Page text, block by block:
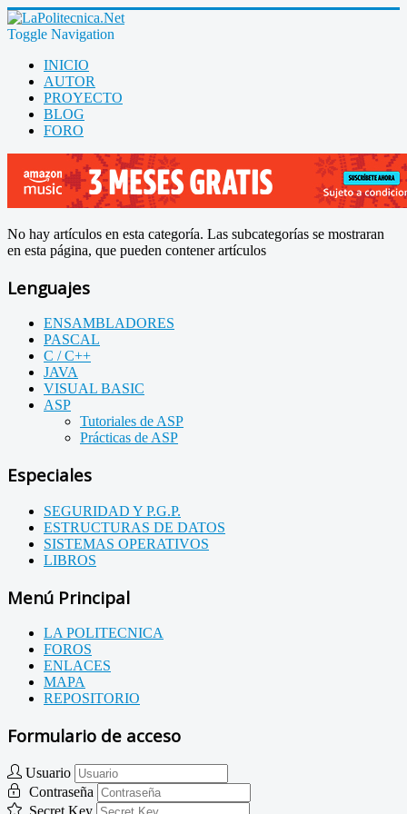
Toggle Navigation
INICIO
AUTOR
PROYECTO
BLOG
FORO
No hay artículos en esta categoría. Las subcategorías se mostraran
en esta página, que pueden contener artículos
Lenguajes
ENSAMBLADORES
PASCAL
C / C++
JAVA
VISUAL BASIC
ASP
Tutoriales de ASP
Prácticas de ASP
Especiales
SEGURIDAD Y P.G.P.
ESTRUCTURAS DE DATOS
SISTEMAS OPERATIVOS
LIBROS
Menú Principal
LA POLITECNICA
FOROS
ENLACES
MAPA
REPOSITORIO
Formulario de acceso
Usuario
Contraseña
Secret Key